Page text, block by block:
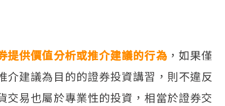
提供價值分析或推介建議的行為 ，如果僅
建議為目的的證券投資講習，則不違反
易也屬於專業性的投資，相當於證券交